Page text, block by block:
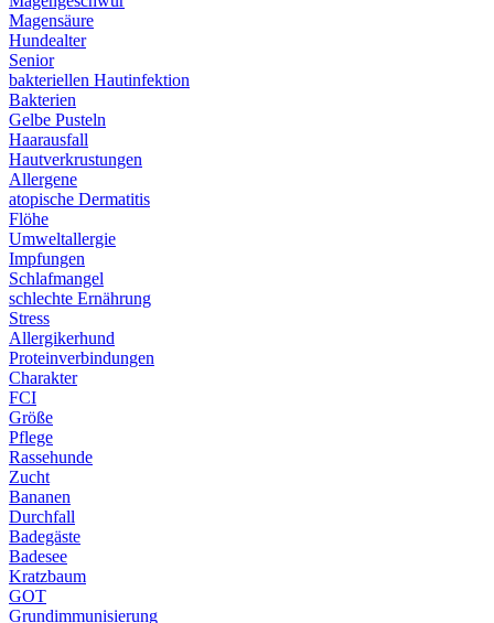
Magensäure
Hundealter
Senior
bakteriellen Hautinfektion
Bakterien
Gelbe Pusteln
Haarausfall
Hautverkrustungen
Allergene
atopische Dermatitis
Flöhe
Umweltallergie
Impfungen
Schlafmangel
schlechte Ernährung
Stress
Allergikerhund
Proteinverbindungen
Charakter
FCI
Größe
Pflege
Rassehunde
Zucht
Bananen
Durchfall
Badegäste
Badesee
Kratzbaum
GOT
Grundimmunisierung